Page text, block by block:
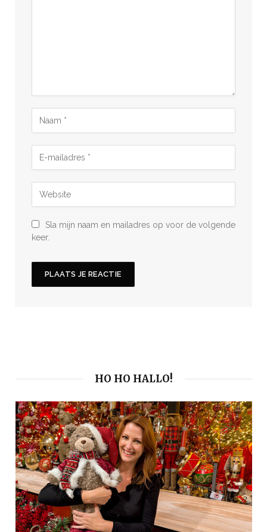
Sla mijn naam en mailadres op voor de volgende
keer.
HO HO HALLO!